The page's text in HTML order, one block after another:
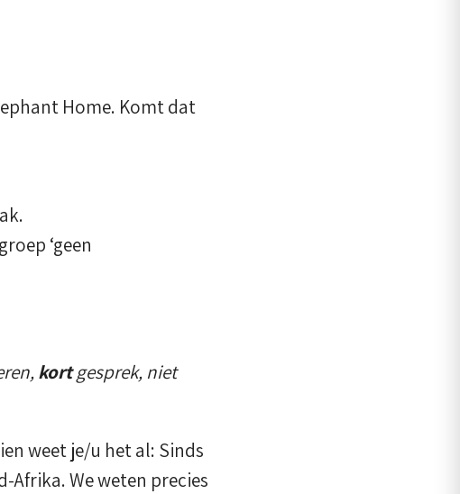
Home. Komt dat
‘geen
kortgesprek, niet
weet je/u het al: Sinds
Afrika. We weten precies